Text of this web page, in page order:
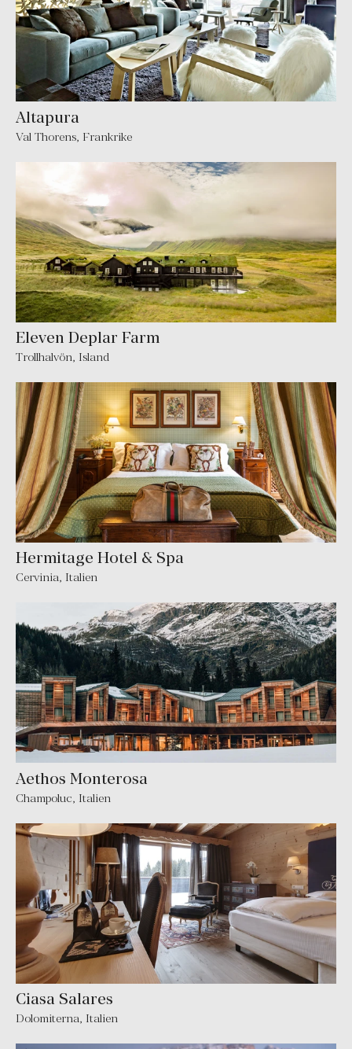
Altapura
Val Thorens, Frankrike
Eleven Deplar Farm
Trollhalvön, Island
Hermitage Hotel & Spa
Cervinia, Italien
Aethos Monterosa
Champoluc, Italien
Ciasa Salares
Dolomiterna, Italien